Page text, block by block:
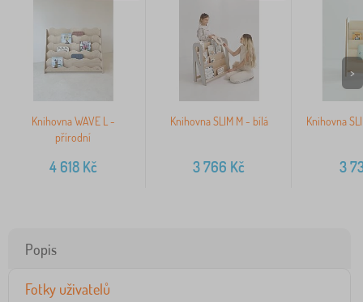
Knihovna WAVE L -
přírodní
4 618Kč
Knihovna SLIM M - bílá
3 766 Kč
Knihovna
3
>
Popis
Fotky uživatelů